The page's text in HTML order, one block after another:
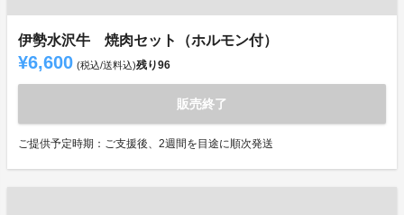
伊勢水沢牛 焼肉セット（ホルモン付）
¥6,600 (税込/送料込)残り96
販売終了
ご提供予定時期：ご支援後、2週間を目途に順次発送